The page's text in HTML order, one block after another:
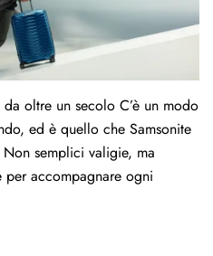
oltre un secolo C’è un modo
ed è quello che Samsonite
semplici valigie, ma
accompagnare ogni